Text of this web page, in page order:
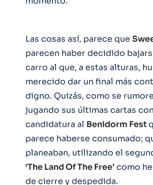
Las cosas así, parece que
parecen haber decidido
carro al que, a estas alturas,
merecido dar un final más
digno. Quizás, como se
jugando sus últimas cartas
candidatura al Benidorm Fest
parece haberse consumado;
planeaban, utilizando el
‘The Land Of The Free’como
de cierre y despedida.